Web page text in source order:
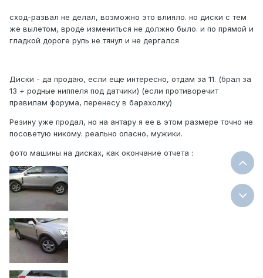
сход-развал не делал, возможно это влияло. но диски с тем
же вылетом, вроде измениться не должно было. и по прямой и
гладкой дороге руль не тянул и не дергался
Диски - да продаю, если еще интересно, отдам за 11. (брал за
13 + родные ниппеля под датчики) (если противоречит
правилам форума, перенесу в барахолку)
Резину уже продал, но на антару я ее в этом размере точно не
посоветую никому. реально опасно, мужики.
фото машины на дисках, как окончание отчета :